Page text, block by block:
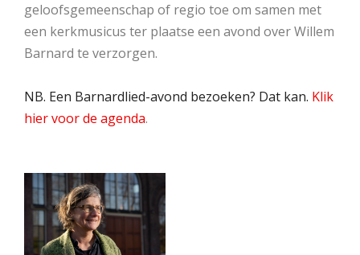
geloofsgemeenschap of regio toe om samen met
een kerkmusicus ter plaatse een avond over Willem
Barnard te verzorgen.
NB. Een Barnardlied-avond bezoeken? Dat kan. Klik
hier voor de agenda.